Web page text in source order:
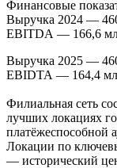
Финансовые
Выручка 2024 —
EBITDA — 166,6
Выручка 2025 —
EBIDTA — 164,4
Филиальная сеть
лучших локациях
платёжеспособной
Локации по
— исторический